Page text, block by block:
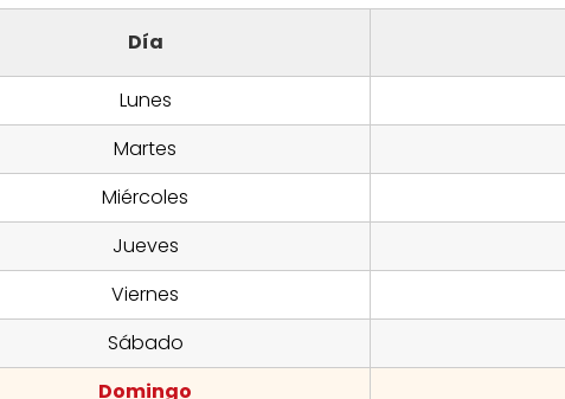
Día
Lunes
Martes
Miércoles
Jueves
Viernes
Sábado
Domingo